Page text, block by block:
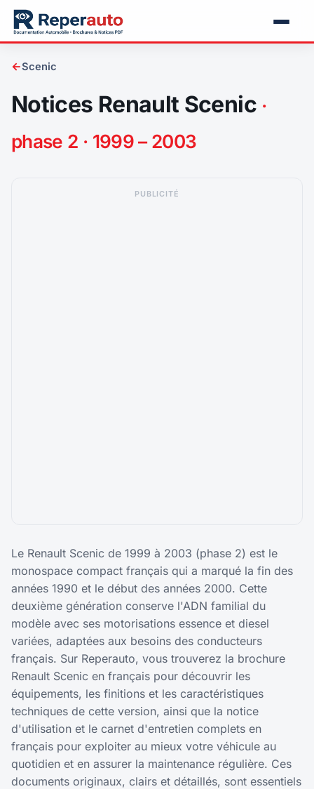
←Scenic
Notices Renault Scenic ·
phase 2 · 1999 – 2003
PUBLICITÉ
Le Renault Scenic de 1999 à 2003 (phase 2) est le
monospace compact français qui a marqué la fin des
années 1990 et le début des années 2000. Cette
deuxième génération conserve l'ADN familial du
modèle avec ses motorisations essence et diesel
variées, adaptées aux besoins des conducteurs
français. Sur Reperauto, vous trouverez la brochure
Renault Scenic en français pour découvrir les
équipements, les finitions et les caractéristiques
techniques de cette version, ainsi que la notice
d'utilisation et le carnet d'entretien complets en
français pour exploiter au mieux votre véhicule au
quotidien et en assurer la maintenance régulière. Ces
documents originaux, clairs et détaillés, sont essentiels